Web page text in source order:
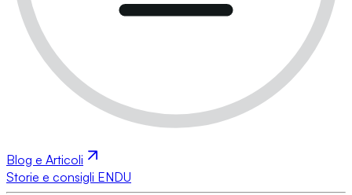
Blog e Articoli
Storie e consigli ENDU